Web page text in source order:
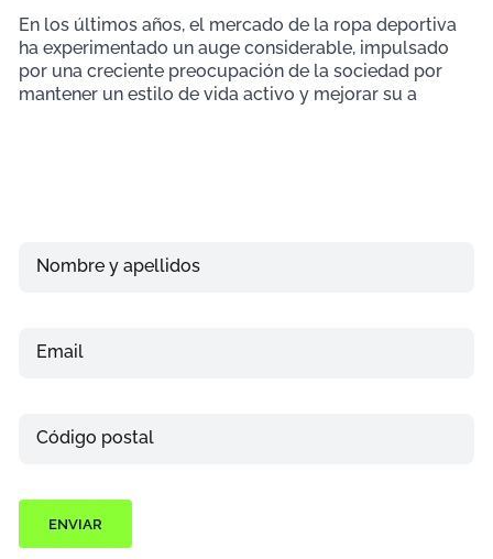
En los últimos años, el mercado de la ropa deportiva
ha experimentado un auge considerable, impulsado
por una creciente preocupación de la sociedad por
mantener un estilo de vida activo y mejorar su a
Nombre y apellidos
Email
Código postal
ENVIAR